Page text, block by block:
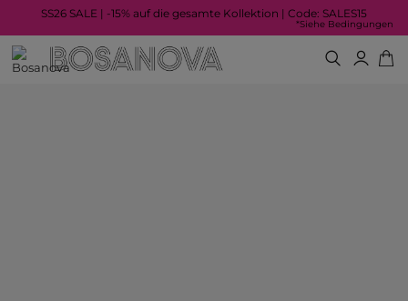
SS26 SALE | -15% auf die gesamte Kollektion | Code: SALES15
*Siehe Bedingungen